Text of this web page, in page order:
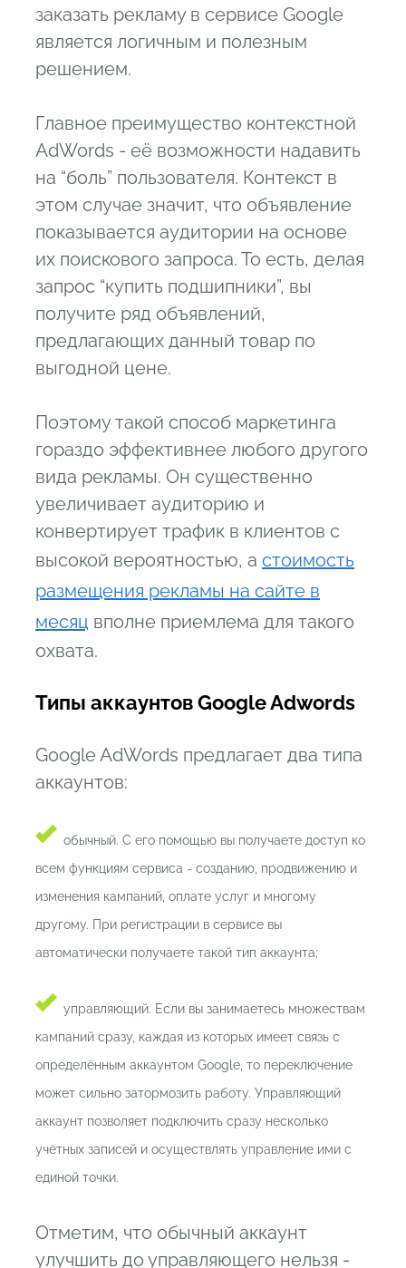
заказать рекламу в сервисе Google
является логичным и полезным
решением.
Главное преимущество контекстной
AdWords - её возможности надавить
на “боль” пользователя. Контекст в
этом случае значит, что объявление
показывается аудитории на основе
их поискового запроса. То есть, делая
запрос “купить подшипники”, вы
получите ряд объявлений,
предлагающих данный товар по
выгодной цене.
Поэтому такой способ маркетинга
гораздо эффективнее любого другого
вида рекламы. Он существенно
увеличивает аудиторию и
конвертирует трафик в клиентов с
высокой вероятностью, а стоимость
размещения рекламы на сайте в
месяц вполне приемлема для такого
охвата.
Типы аккаунтов Google Adwords
Google AdWords предлагает два типа
аккаунтов:
обычный. С его помощью вы получаете доступ ко
всем функциям сервиса - созданию, продвижению и
изменения кампаний, оплате услуг и многому
другому. При регистрации в сервисе вы
автоматически получаете такой тип аккаунта;
управляющий. Если вы занимаетесь множествам
кампаний сразу, каждая из которых имеет связь с
определённым аккаунтом Google, то переключение
может сильно затормозить работу. Управляющий
аккаунт позволяет подключить сразу несколько
учётных записей и осуществлять управление ими с
единой точки.
Отметим, что обычный аккаунт
улучшить до управляющего нельзя -